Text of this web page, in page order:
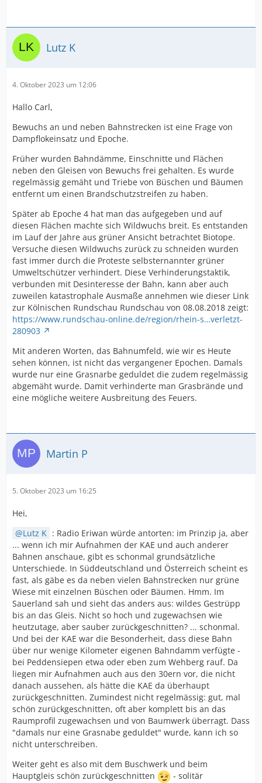
Lutz K
4. Oktober 2023 um 12:06
Hallo Carl,
Bewuchs an und neben Bahnstrecken ist eine Frage von
Dampflokeinsatz und Epoche.
Früher wurden Bahndämme, Einschnitte und Flächen
neben den Gleisen von Bewuchs frei gehalten. Es wurde
regelmässig gemäht und Triebe von Büschen und Bäumen
entfernt um einen Brandschutzstreifen zu haben.
Später ab Epoche 4 hat man das aufgegeben und auf
diesen Flächen machte sich Wildwuchs breit. Es entstanden
im Lauf der Jahre aus grüner Ansicht betrachtet Biotope.
Versuche diesen Wildwuchs zurück zu schneiden wurden
fast immer durch die Proteste selbsternannter grüner
Umweltschützer verhindert. Diese Verhinderungstaktik,
verbunden mit Desinteresse der Bahn, kann aber auch
zuweilen katastrophale Ausmaße annehmen wie dieser Link
zur Kölnischen Rundschau Rundschau von 08.08.2018 zeigt:
https://www.rundschau-online.de/region/rhein-s…verletzt-
280903
Mit anderen Worten, das Bahnumfeld, wie wir es Heute
sehen können, ist nicht das vergangener Epochen. Damals
wurde nur eine Grasnarbe geduldet die zudem regelmässig
abgemäht wurde. Damit verhinderte man Grasbrände und
eine mögliche weitere Ausbreitung des Feuers.
Martin P
5. Oktober 2023 um 16:25
Hei,
Lutz K : Radio Eriwan würde antorten: im Prinzip ja, aber
... wenn ich mir Aufnahmen der KAE und auch anderer
Bahnen anschaue, gibt es schonmal grundsätzliche
Unterschiede. In Süddeutschland und Österreich scheint es
fast, als gäbe es da neben vielen Bahnstrecken nur grüne
Wiese mit einzelnen Büschen oder Bäumen. Hmm. Im
Sauerland sah und sieht das anders aus: wildes Gestrüpp
bis an das Gleis. Nicht so hoch und zugewachsen wie
heutzutage, aber sauber zurückgeschnitten? ... schonmal.
Und bei der KAE war die Besonderheit, dass diese Bahn
über nur wenige Kilometer eigenen Bahndamm verfügte -
bei Peddensiepen etwa oder eben zum Wehberg rauf. Da
liegen mir Aufnahmen auch aus den 30ern vor, die nicht
danach aussehen, als hätte die KAE da überhaupt
zurückgeschnitten. Zumindest nicht regelmässig: gut, mal
schön zurückgeschnitten, oft aber komplett bis an das
Raumprofil zugewachsen und von Baumwerk überragt. Dass
"damals nur eine Grasnabe geduldet" wurde, kann ich so
nicht unterschreiben.
Weiter geht es also mit dem Buschwerk und beim
Hauptgleis schön zurückgeschnitten
- solitär